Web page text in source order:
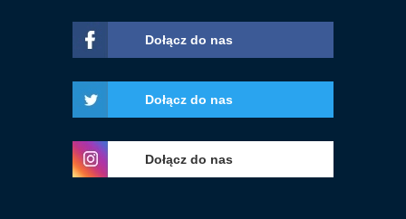
Dołącz do nas
Dołącz do nas
Dołącz do nas